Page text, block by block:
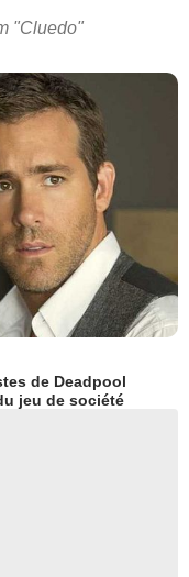
"Cluedo"
de Deadpool
jeu de société